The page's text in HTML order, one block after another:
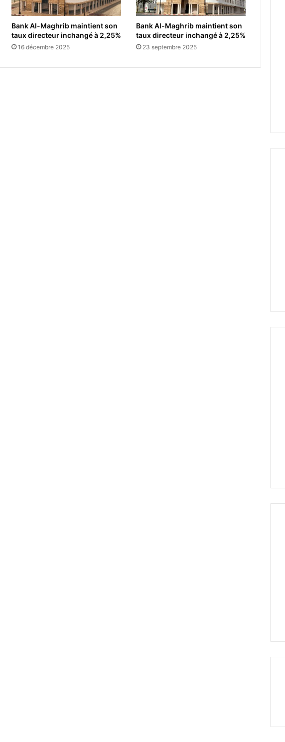
Bank Al-Maghrib maintient son
taux directeur inchangé à 2,25%
16 décembre 2025
Bank Al-Maghrib maintient son
taux directeur inchangé à 2,25%
23 septembre 2025